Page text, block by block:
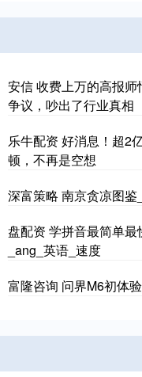
安信 收费上万的高报
争议，吵出了行业真相
乐牛配资 好消息！超2
顿，不再是空想
深富策略 南京贪凉图
盘配资 学拼音最简单
_ang_英语_速度
富隆咨询 问界M6初体